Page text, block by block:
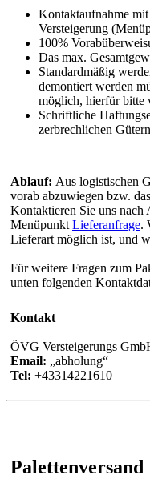
Kontaktaufnahme
Versteigerung
100%
Das max.
Standardmäßig
demontiert werden
möglich, hierfür bitte
Schriftliche
zerbrechlichen Gütern
Ablauf: Aus logistischen
vorab abzuwiegen bzw.
Kontaktieren Sie uns nach
Menüpunkt Lieferanfrage.
Lieferart möglich ist, und
Für weitere Fragen zum
unten folgenden
Kontakt
ÖVG Versteigerungs
Email:
abholung
Tel: +43314221610
Palettenversand